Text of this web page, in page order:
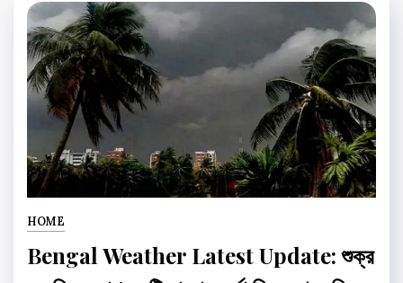
HOME
Bengal Weather Latest Update: শুক্র